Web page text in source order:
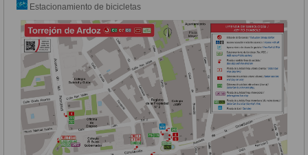
Estacionamiento de bicicletas